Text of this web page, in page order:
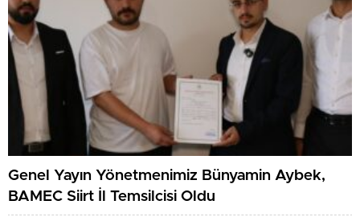
Genel Yayın Yönetmenimiz Bünyamin Aybek,
BAMEC Siirt İl Temsilcisi Oldu